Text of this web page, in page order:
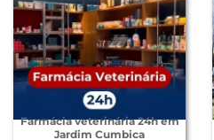
Farmácia veterinária 24h em
Jardim Cumbica